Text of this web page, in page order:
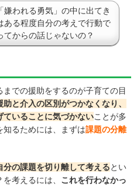
嫌われる勇気」の中に出てき
ある程度自分の考えで行動で
てからの話じゃないの？
での援助をするのが子育ての目
助と介入の区別がつかなくなり、
ていることに気づかないことが多
知るためには、まずは課題の分離
分の課題を切り離して考えるとい
考えるには、 これを行わなかっ